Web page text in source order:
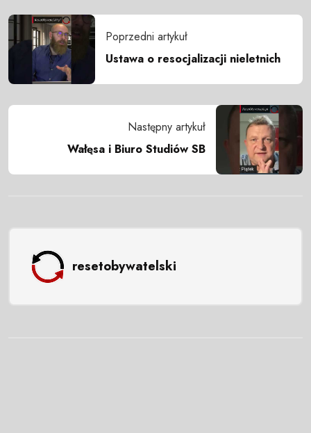
Poprzedni artykuł
Ustawa o resocjalizacji nieletnich
Następny artykuł
Wałęsa i Biuro Studiów SB
resetobywatelski